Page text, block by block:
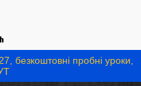
безкоштовні пробні уроки,